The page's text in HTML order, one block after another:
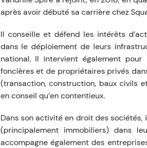
après avoir débuté sa carrière chez
Il conseille et défend les intérêts
dans le déploiement de leurs
national. Il intervient également
foncières et de propriétaires privés
(transaction, construction, baux civils
en conseil qu’en contentieux.
Dans son activité en droit des sociétés,
(principalement immobiliers) dans
accompagne également des